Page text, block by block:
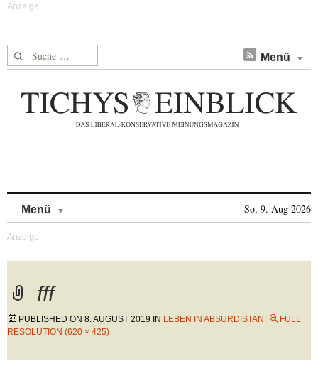
Suche nach: Menü
Menü So, 9. Aug 2026
fff
PUBLISHED ON 8. AUGUST 2019 IN LEBEN IN ABSURDISTAN
FULL
RESOLUTION (620 × 425)